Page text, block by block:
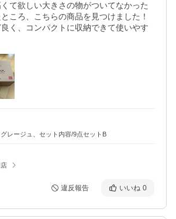
て欲しい大きさの物がついてなかった
ころ、こちらの商品を見つけました！
く、コンパクトに収納できて使いやす
レージュ、セット内容/9点セットB
違反報告 いいね 0